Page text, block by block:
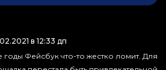
в 12:33 дп
годы Фейсбук что-то жестко ломит. Для